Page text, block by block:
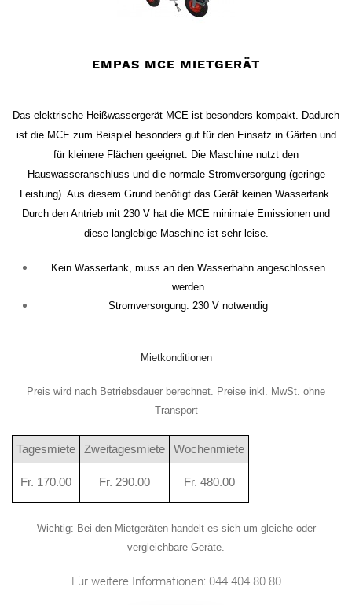
EMPAS MCE MIETGERÄT
Das elektrische Heißwassergerät MCE ist besonders kompakt. Dadurch
ist die MCE zum Beispiel besonders gut für den Einsatz in Gärten und
für kleinere Flächen geeignet. Die Maschine nutzt den
Hauswasseranschluss und die normale Stromversorgung (geringe
Leistung). Aus diesem Grund benötigt das Gerät keinen Wassertank.
Durch den Antrieb mit 230 V hat die MCE minimale Emissionen und
diese langlebige Maschine ist sehr leise.
Kein Wassertank, muss an den Wasserhahn angeschlossen
werden
Stromversorgung: 230 V notwendig
Mietkonditionen
Preis wird nach Betriebsdauer berechnet. Preise inkl. MwSt. ohne
Transport
Tagesmiete Zweitagesmiete Wochenmiete
Fr. 170.00 Fr. 290.00 Fr. 480.00
Wichtig: Bei den Mietgeräten handelt es sich um gleiche oder
vergleichbare Geräte.
Für weitere Informationen: 044 404 80 80